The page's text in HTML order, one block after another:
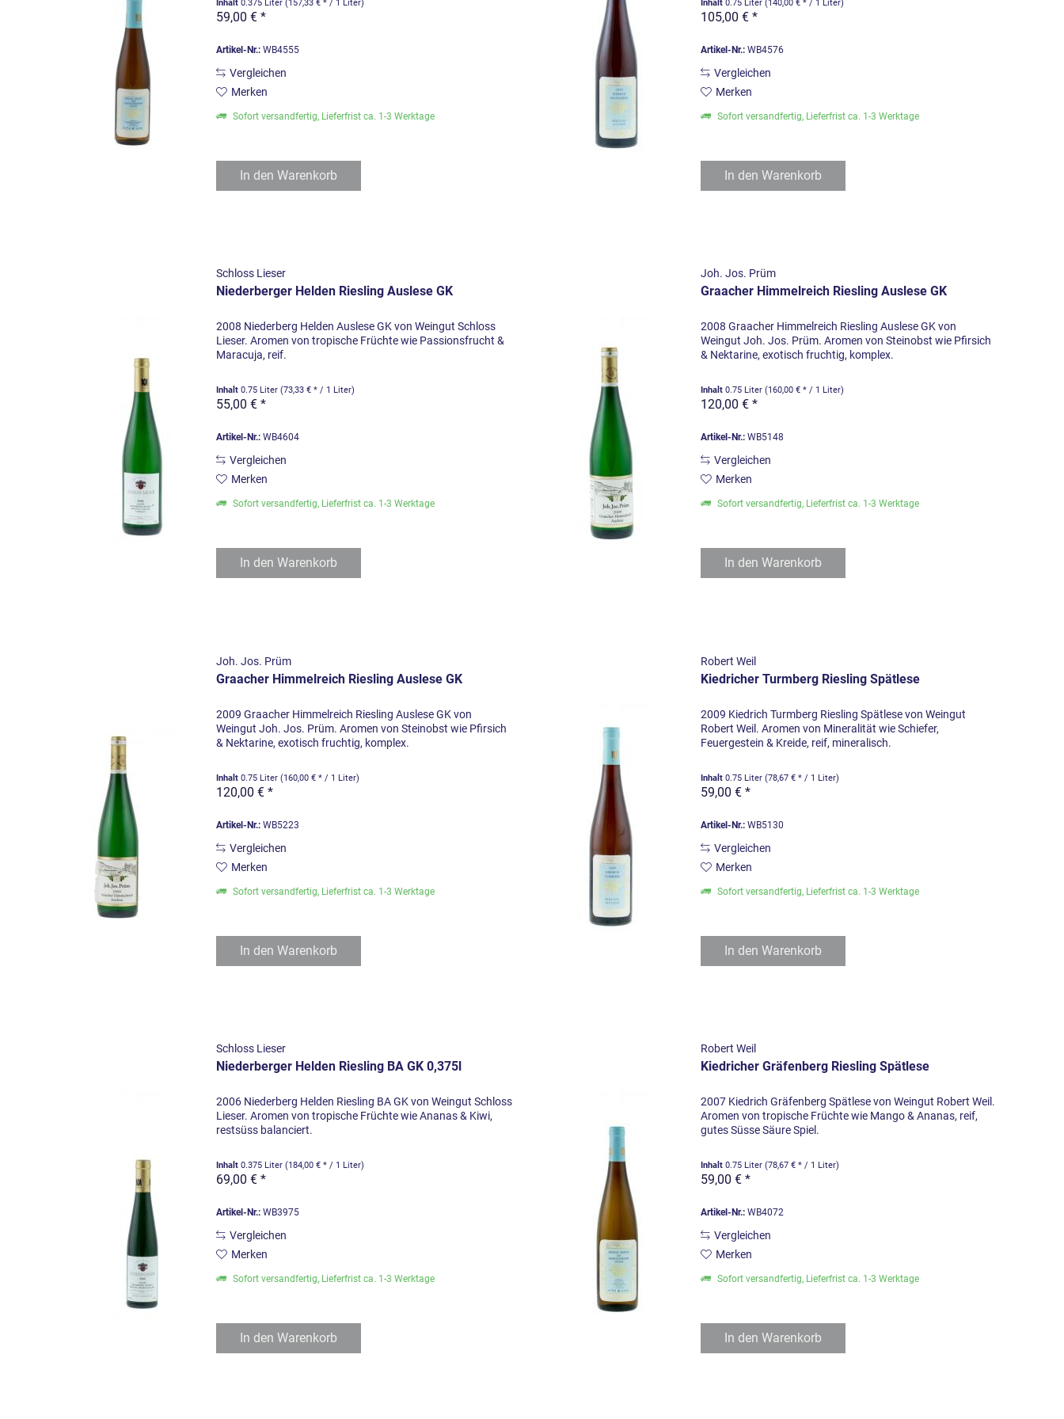
Inhalt0.375 Liter(157,33 € * / 1 Liter)
59,00 € *
Artikel-Nr.: WB4555
Vergleichen
Merken
Sofort versandfertig, Lieferfrist ca. 1-3 Werktage
In den Warenkorb
Inhalt0.75 Liter(140,00 € * / 1 Liter)
105,00 € *
Artikel-Nr.: WB4576
Vergleichen
Merken
Sofort versandfertig, Lieferfrist ca. 1-3 Werktage
In den Warenkorb
Schloss Lieser
Niederberger Helden Riesling Auslese GK
2008 Niederberg Helden Auslese GK von Weingut Schloss
Lieser. Aromen von tropische Früchte wie Passionsfrucht &
Maracuja, reif.
Inhalt0.75 Liter(73,33 € * / 1 Liter)
55,00 € *
Artikel-Nr.: WB4604
Vergleichen
Merken
Sofort versandfertig, Lieferfrist ca. 1-3 Werktage
In den Warenkorb
Joh. Jos. Prüm
Graacher Himmelreich Riesling Auslese GK
2008 Graacher Himmelreich Riesling Auslese GK von
Weingut Joh. Jos. Prüm. Aromen von Steinobst wie Pfirsich
& Nektarine, exotisch fruchtig, komplex.
Inhalt0.75 Liter(160,00 € * / 1 Liter)
120,00 € *
Artikel-Nr.: WB5148
Vergleichen
Merken
Sofort versandfertig, Lieferfrist ca. 1-3 Werktage
In den Warenkorb
Joh. Jos. Prüm
Graacher Himmelreich Riesling Auslese GK
2009 Graacher Himmelreich Riesling Auslese GK von
Weingut Joh. Jos. Prüm. Aromen von Steinobst wie Pfirsich
& Nektarine, exotisch fruchtig, komplex.
Inhalt0.75 Liter(160,00 € * / 1 Liter)
120,00 € *
Artikel-Nr.: WB5223
Vergleichen
Merken
Sofort versandfertig, Lieferfrist ca. 1-3 Werktage
In den Warenkorb
Robert Weil
Kiedricher Turmberg Riesling Spätlese
2009 Kiedrich Turmberg Riesling Spätlese von Weingut
Robert Weil. Aromen von Mineralität wie Schiefer,
Feuergestein & Kreide, reif, mineralisch.
Inhalt0.75 Liter(78,67 € * / 1 Liter)
59,00 € *
Artikel-Nr.: WB5130
Vergleichen
Merken
Sofort versandfertig, Lieferfrist ca. 1-3 Werktage
In den Warenkorb
Schloss Lieser
Niederberger Helden Riesling BA GK 0,375l
2006 Niederberg Helden Riesling BA GK von Weingut Schloss
Lieser. Aromen von tropische Früchte wie Ananas & Kiwi,
restsüss balanciert.
Inhalt0.375 Liter(184,00 € * / 1 Liter)
69,00 € *
Artikel-Nr.: WB3975
Vergleichen
Merken
Sofort versandfertig, Lieferfrist ca. 1-3 Werktage
In den Warenkorb
Robert Weil
Kiedricher Gräfenberg Riesling Spätlese
2007 Kiedrich Gräfenberg Spätlese von Weingut Robert Weil.
Aromen von tropische Früchte wie Mango & Ananas, reif,
gutes Süsse Säure Spiel.
Inhalt0.75 Liter(78,67 € * / 1 Liter)
59,00 € *
Artikel-Nr.: WB4072
Vergleichen
Merken
Sofort versandfertig, Lieferfrist ca. 1-3 Werktage
In den Warenkorb